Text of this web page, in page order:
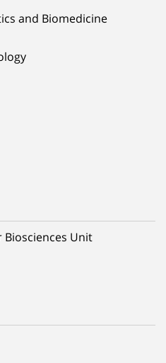
and Biomedicine
Biosciences Unit